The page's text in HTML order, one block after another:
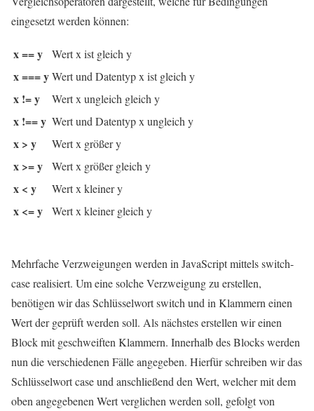
eingesetzt werden können:
x == y Wert x ist gleich y
x === yWert und Datentyp x ist gleich y
x != y Wert x ungleich gleich y
x !== y Wert und Datentyp x ungleich y
x > y Wert x größer y
x >= y Wert x größer gleich y
x < y Wert x kleiner y
x <= y Wert x kleiner gleich y
Mehrfache Verzweigungen werden in JavaScript mittels switch-
case realisiert. Um eine solche Verzweigung zu erstellen,
benötigen wir das Schlüsselwort switch und in Klammern einen
Wert der geprüft werden soll. Als nächstes erstellen wir einen
Block mit geschweiften Klammern. Innerhalb des Blocks werden
nun die verschiedenen Fälle angegeben. Hierfür schreiben wir das
Schlüsselwort case und anschließend den Wert, welcher mit dem
oben angegebenen Wert verglichen werden soll, gefolgt von